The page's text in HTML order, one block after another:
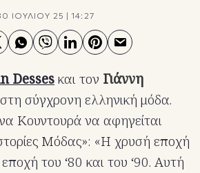
ΙΟΥΛΙΟΥ 25 |14:27
Dessesκαι τον Γιάννη
στη σύγχρονη ελληνική μόδα.
Κουντουρά να αφηγείται
Μόδας»: «Η χρυσή εποχή
του ‘80 και του ‘90. Αυτή